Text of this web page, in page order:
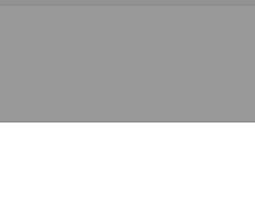
usługi logowania
elektroniczną z